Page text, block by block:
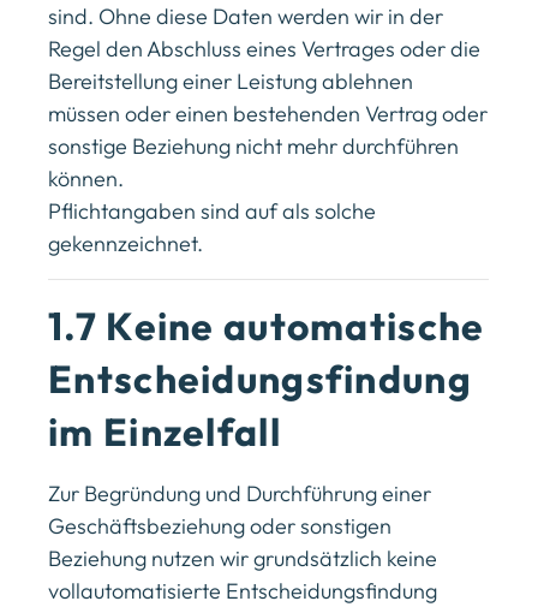
sind. Ohne diese Daten werden wir in der
Regel den Abschluss eines Vertrages oder die
Bereitstellung einer Leistung ablehnen
müssen oder einen bestehenden Vertrag oder
sonstige Beziehung nicht mehr durchführen
können.
Pflichtangaben sind auf als solche
gekennzeichnet.
1.7 Keine automatische
Entscheidungsfindung
im Einzelfall
Zur Begründung und Durchführung einer
Geschäftsbeziehung oder sonstigen
Beziehung nutzen wir grundsätzlich keine
vollautomatisierte Entscheidungsfindung